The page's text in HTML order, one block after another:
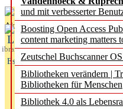
und mit verbesserter
Boosting Open Access
content marketing matters
Zeutschel Buchscanner
Bibliotheken verändern |
Bibliotheken für Menschen
Bibliothek 4.0 als
Aktuelles aus
L
ibrary
Essentials